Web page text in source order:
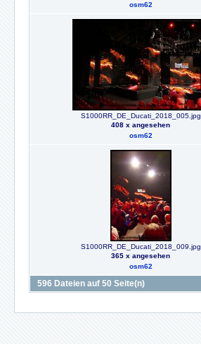
osm62
S1000RR_DE_Ducati_2018_005.jpg
408 x angesehen
osm62
S1000RR_DE_Ducati_2018_009.jpg
365 x angesehen
osm62
596 Dateien auf 50 Seite(n)